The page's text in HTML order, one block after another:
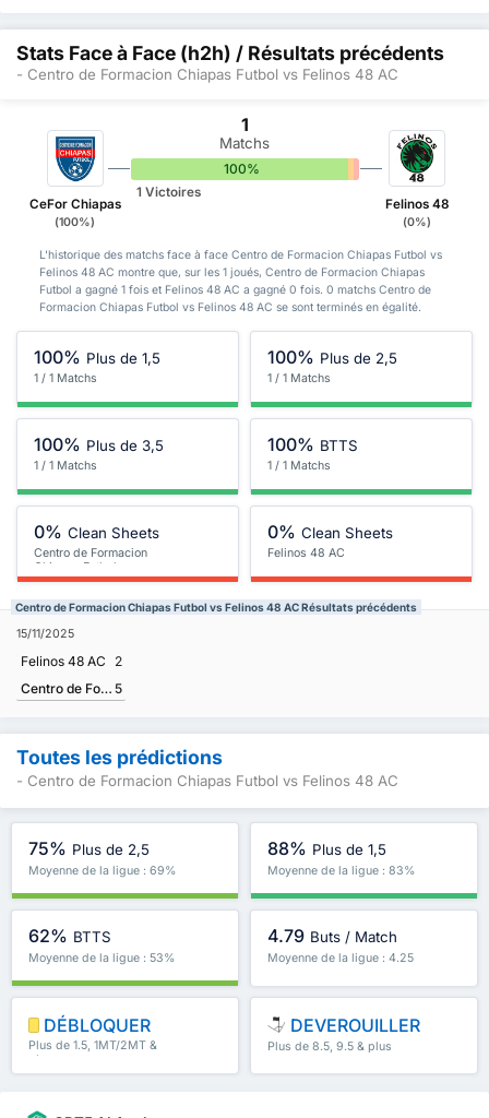
Stats Face à Face (h2h) / Résultats précédents
- Centro de Formacion Chiapas Futbol vs Felinos 48 AC
CeFor Chiapas
(100%)
1
Matchs
100% 0%
0%
1 Victoires
Felinos 48
(0%)
L'historique des matchs face à face Centro de Formacion Chiapas Futbol vs
Felinos 48 AC montre que, sur les 1 joués, Centro de Formacion Chiapas
Futbol a gagné 1 fois et Felinos 48 AC a gagné 0 fois. 0 matchs Centro de
Formacion Chiapas Futbol vs Felinos 48 AC se sont terminés en égalité.
100% Plus de 1,5
1 / 1 Matchs
100% Plus de 2,5
1 / 1 Matchs
100% Plus de 3,5
1 / 1 Matchs
100% BTTS
1 / 1 Matchs
0% Clean Sheets
Centro de Formacion
Chiapas Futbol
0% Clean Sheets
Felinos 48 AC
Centro de Formacion Chiapas Futbol vs Felinos 48 AC Résultats précédents
15/11/2025
Felinos 48 AC
2
Centro de Formacion Chiapas Futbol 5
Toutes les prédictions
- Centro de Formacion Chiapas Futbol vs Felinos 48 AC
75% Plus de 2,5
Moyenne de la ligue : 69%
88% Plus de 1,5
Moyenne de la ligue : 83%
62% BTTS
Moyenne de la ligue : 53%
4.79 Buts / Match
Moyenne de la ligue : 4.25
DÉBLOQUER
Plus de 1.5, 1MT/2MT &
plus
DEVEROUILLER
Plus de 8.5, 9.5 & plus